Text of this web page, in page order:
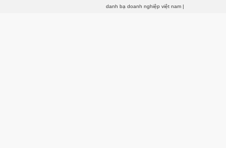
danh bạ doanh nghiệp việt nam |